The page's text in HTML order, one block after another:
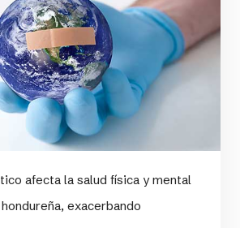
afecta la salud física y mental
exacerbando